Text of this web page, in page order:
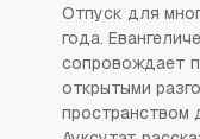
Отпуск для
года.
сопровождает
открытыми
пространством